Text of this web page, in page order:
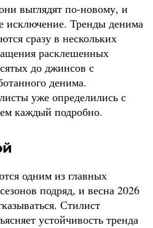
выглядят по-новому, и
исключение. Тренды денима
сразу в нескольких
расклешенных
до джинсов с
денима.
уже определились с
каждый подробно.
одним из главных
подряд, и весна 2026
Стилист
устойчивость тренда